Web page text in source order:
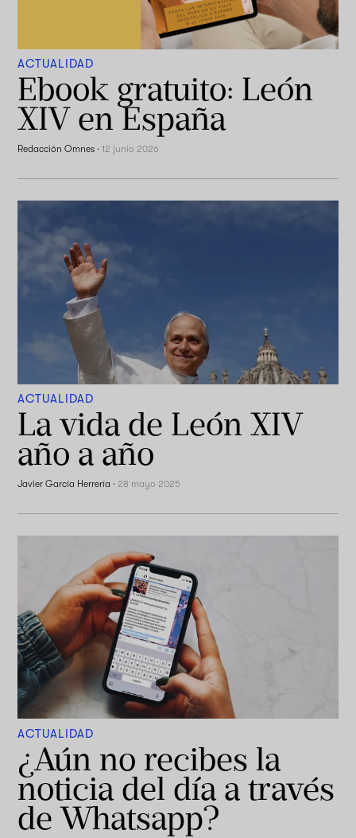
ACTUALIDAD
Ebook gratuito: León
XIV en España
Redacción Omnes ·12 junio 2026
ACTUALIDAD
La vida de León XIV
año a año
Javier García Herrería ·28 mayo 2025
ACTUALIDAD
¿Aún no recibes la
noticia del día a través
de Whatsapp?